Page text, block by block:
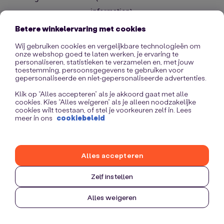
information).
Betere winkelervaring met cookies
Wij gebruiken cookies en vergelijkbare technologieën om
onze webshop goed te laten werken, je ervaring te
personaliseren, statistieken te verzamelen en, met jouw
toestemming, persoonsgegevens te gebruiken voor
gepersonaliseerde en niet-gepersonaliseerde advertenties.
Klik op “Alles accepteren” als je akkoord gaat met alle
cookies. Kies “Alles weigeren” als je alleen noodzakelijke
cookies wilt toestaan, of stel je voorkeuren zelf in. Lees
meer in ons cookiebeleid
Zelf instellen
Alles weigeren
Alles accepteren